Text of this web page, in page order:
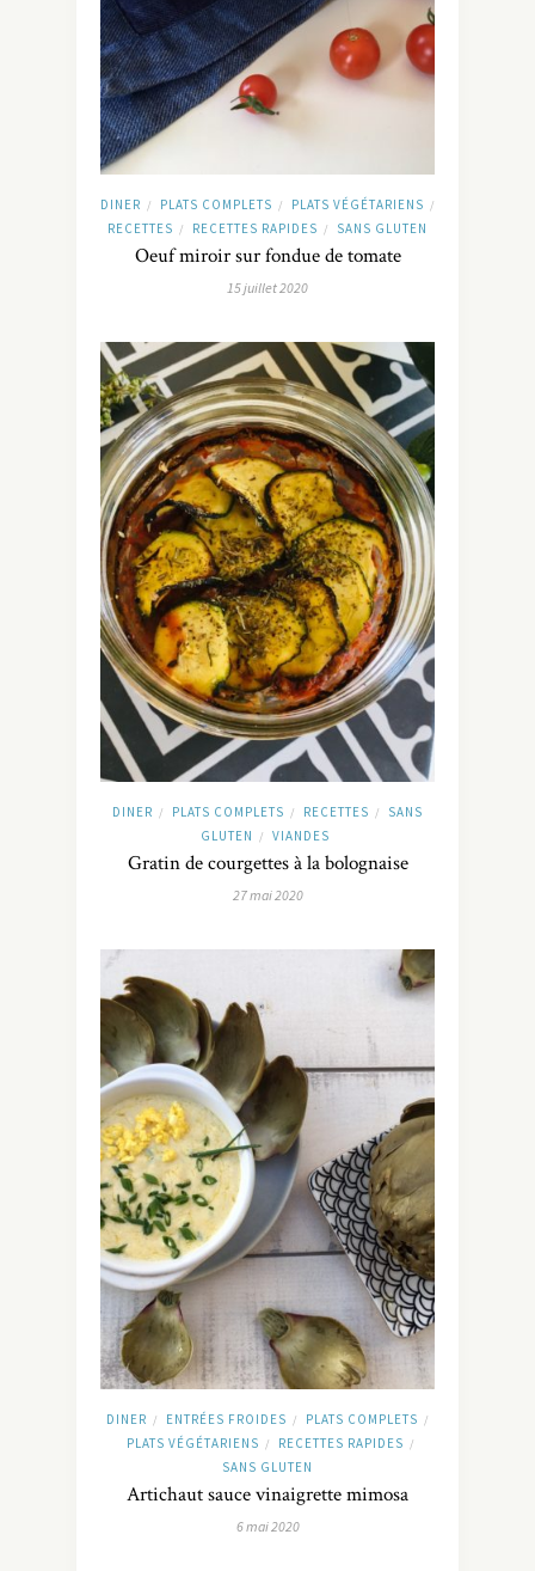
DINER / PLATS COMPLETS / PLATS VÉGÉTARIENS /
RECETTES / RECETTES RAPIDES / SANS GLUTEN
Oeuf miroir sur fondue de tomate
15 juillet 2020
DINER / PLATS COMPLETS / RECETTES /
SANS
GLUTEN
/ VIANDES
Gratin de courgettes à la bolognaise
27 mai 2020
DINER / ENTRÉES FROIDES / PLATS COMPLETS /
PLATS VÉGÉTARIENS / RECETTES RAPIDES /
SANS GLUTEN
Artichaut sauce vinaigrette mimosa
6 mai 2020